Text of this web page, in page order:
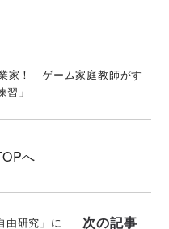
家！ ゲーム家庭教師がす
」
へ
由研究」に 次の記事